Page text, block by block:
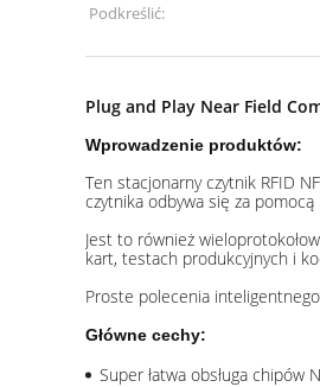
Podkreślić:
Plug and Play Near Field
Wprowadzenie produktów:
Ten stacjonarny czytnik RFID
czytnika odbywa się za
Jest to również
kart, testach produkcyjnych i
Proste polecenia
Główne cechy:
Super łatwa obsługa chipów